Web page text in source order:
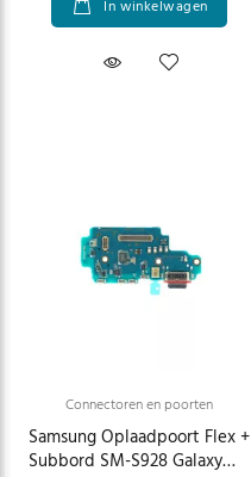
In winkelwagen
Connectoren en poorten
Samsung Oplaadpoort Flex +
Subbord SM-S928 Galaxy